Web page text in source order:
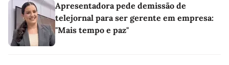
Apresentadora pede demissão de
telejornal para ser gerente em empresa:
"Mais tempo e paz"